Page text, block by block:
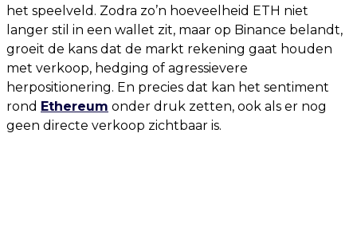
het speelveld. Zodra zo’n hoeveelheid ETH niet
langer stil in een wallet zit, maar op Binance belandt,
groeit de kans dat de markt rekening gaat houden
met verkoop, hedging of agressievere
herpositionering. En precies dat kan het sentiment
rond Ethereum onder druk zetten, ook als er nog
geen directe verkoop zichtbaar is.